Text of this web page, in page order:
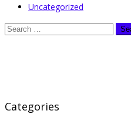
Uncategorized
Categories